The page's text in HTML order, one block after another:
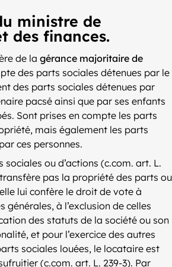
ministre de
des finances.
de la gérance majoritaire de
des parts sociales détenues par le
des parts sociales détenues par
pacsé ainsi que par ses enfants
Sont prises en compte les parts
mais également les parts
ces personnes.
ou d’actions (c.com. art. L.
pas la propriété des parts ou
lui confère le droit de vote à
générales, à l’exclusion de celles
des statuts de la société ou son
et pour l’exercice des autres
sociales louées, le locataire est
(c.com. art. L. 239-3). Par